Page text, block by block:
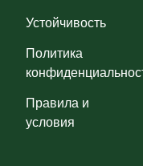
Устойчивость
Политика
Правила и
условия